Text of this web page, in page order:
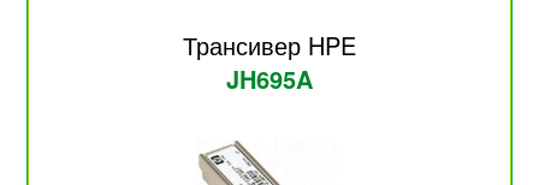
Трансивер HPE
JH695A